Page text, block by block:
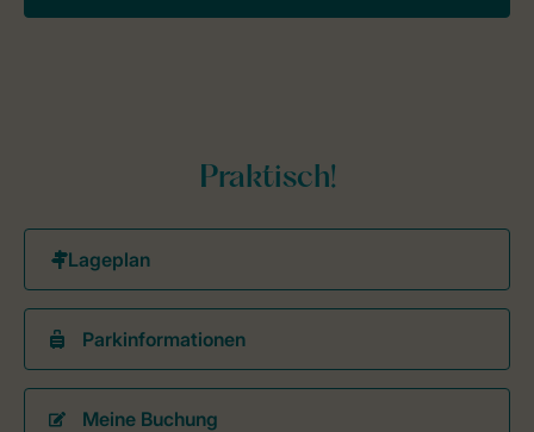
Praktisch!
Parkinformationen
Meine Buchung